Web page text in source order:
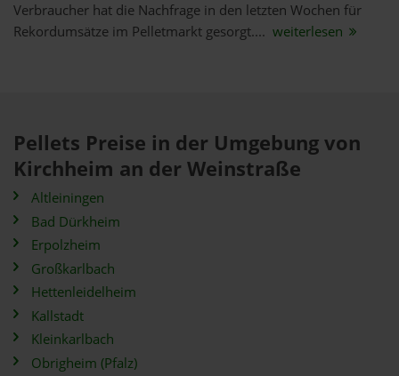
Verbraucher hat die Nachfrage in den letzten Wochen für
Rekordumsätze im Pelletmarkt gesorgt.... weiterlesen
Pellets Preise in der Umgebung von
Kirchheim an der Weinstraße
Altleiningen
Bad Dürkheim
Erpolzheim
Großkarlbach
Hettenleidelheim
Kallstadt
Kleinkarlbach
Obrigheim (Pfalz)